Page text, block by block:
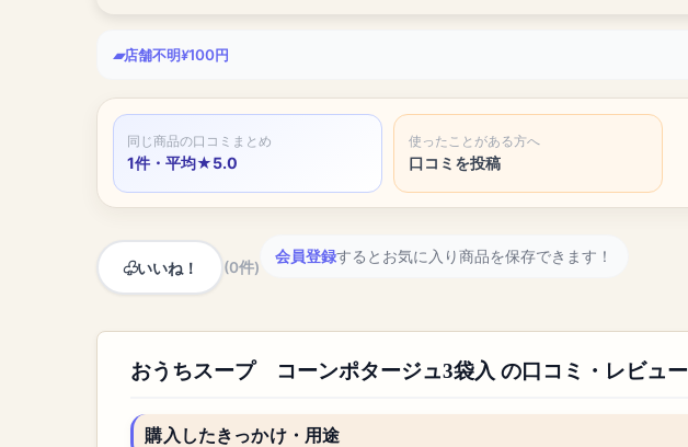
店舗不明 100円
同じ商品の口コミまとめ
1件・平均★5.0
使ったことがある方へ
口コミを投稿
いいね！ (0件)
会員登録するとお気に入り商品を保存できます！
おうちスープ コーンポタージュ3袋入 の口コミ・レビュー
購入したきっかけ・用途